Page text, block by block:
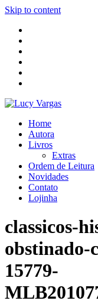
Skip to content
Home
Autora
Livros
Extras
Ordem de Leitura
Novidades
Contato
Lojinha
classicos-
obstinado-
15779-